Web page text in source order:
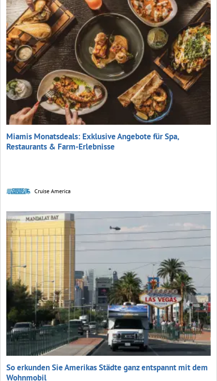
Miamis Monatsdeals: Exklusive Angebote für Spa,
Restaurants & Farm-Erlebnisse
Cruise America
So erkunden Sie Amerikas Städte ganz entspannt mit dem
Wohnmobil